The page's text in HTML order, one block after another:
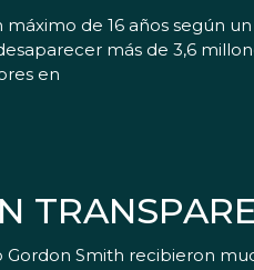
de 16 años según
más de 3,6
en
Smith recibieron